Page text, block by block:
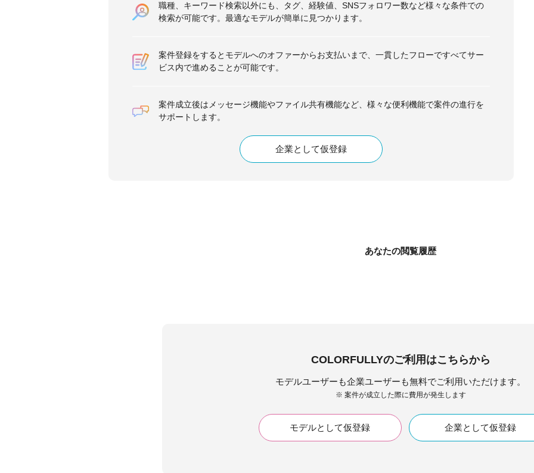
職種、キーワード検索以外にも、タグ、経験値、SNSフォロワー数など様々な条件での
検索が可能です。最適なモデルが簡単に見つかります。
案件登録をするとモデルへのオファーからお支払いまで、一貫したフローですべてサー
ビス内で進めることが可能です。
案件成立後はメッセージ機能やファイル共有機能など、様々な便利機能で案件の進行を
サポートします。
企業として仮登録
あなたの閲覧履歴
COLORFULLYのご利用はこちらから
モデルユーザーも企業ユーザーも無料でご利用いただけます。
※ 案件が成立した際に費用が発生します
モデルとして仮登録 企業として仮登録